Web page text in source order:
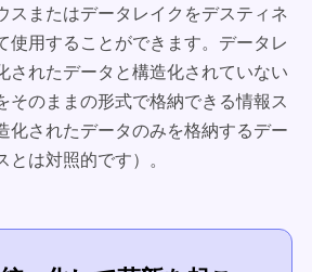
スまたはデータレイクをデスティネ
使用することができます。データレ
されたデータと構造化されていない
そのままの形式で格納できる情報ス
化されたデータのみを格納するデー
とは対照的です）。